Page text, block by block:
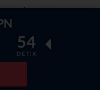
VPN, selalu
tentang VPN
digunakan.
53
DETIK